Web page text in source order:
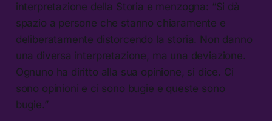
interpretazione della Storia e menzogna: “Si dà
spazio a persone che stanno chiaramente e
deliberatamente distorcendo la storia. Non danno
una diversa interpretazione, ma una deviazione.
Ognuno ha diritto alla sua opinione, si dice. Ci
sono opinioni e ci sono bugie e queste sono
bugie.”